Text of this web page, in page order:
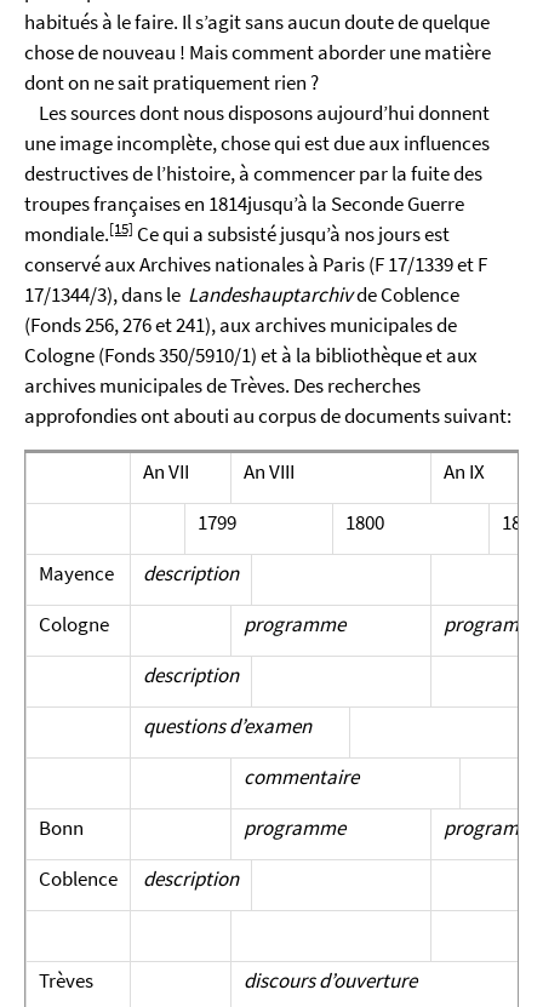
habitués à le faire. Il s’agit sans aucun doute de quelque
chose de nouveau ! Mais comment aborder une matière
dont on ne sait pratiquement rien ?
Les sources dont nous disposons aujourd’hui donnent
une image incomplète, chose qui est due aux influences
destructives de l’histoire, à commencer par la fuite des
troupes françaises en 1814jusqu’à la Seconde Guerre
mondiale.[15] Ce qui a subsisté jusqu’à nos jours est
conservé aux Archives nationales à Paris (F 17/1339 et F
17/1344/3), dans le Landeshauptarchivde Coblence
(Fonds 256, 276 et 241), aux archives municipales de
Cologne (Fonds 350/5910/1) et à la bibliothèque et aux
archives municipales de Trèves. Des recherches
approfondies ont abouti au corpus de documents suivant:
An VII An VIII
An IX
1799
1800
1801
Mayence
description
Cologne
programme
description
questions d’examen
commentaire
Bonn
programme
Coblence
description
Trèves
discours d’ouverture